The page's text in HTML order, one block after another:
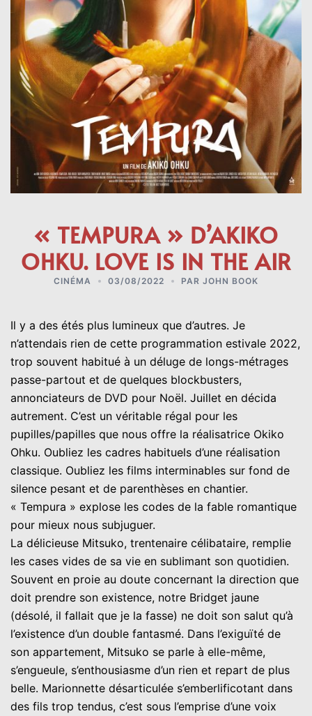
« TEMPURA » D’AKIKO
OHKU. LOVE IS IN THE AIR
CINÉMA 03/08/2022 PAR JOHN BOOK
Il y a des étés plus lumineux que d’autres. Je
n’attendais rien de cette programmation estivale 2022,
trop souvent habitué à un déluge de longs-métrages
passe-partout et de quelques blockbusters,
annonciateurs de DVD pour Noël. Juillet en décida
autrement. C’est un véritable régal pour les
pupilles/papilles que nous offre la réalisatrice Okiko
Ohku. Oubliez les cadres habituels d’une réalisation
classique. Oubliez les films interminables sur fond de
silence pesant et de parenthèses en chantier.
« Tempura » explose les codes de la fable romantique
pour mieux nous subjuguer.
La délicieuse Mitsuko, trentenaire célibataire, remplie
les cases vides de sa vie en sublimant son quotidien.
Souvent en proie au doute concernant la direction que
doit prendre son existence, notre Bridget jaune
(désolé, il fallait que je la fasse) ne doit son salut qu’à
l’existence d’un double fantasmé. Dans l’exiguïté de
son appartement, Mitsuko se parle à elle-même,
s’engueule, s’enthousiasme d’un rien et repart de plus
belle. Marionnette désarticulée s’emberlificotant dans
des fils trop tendus, c’est sous l’emprise d’une voix